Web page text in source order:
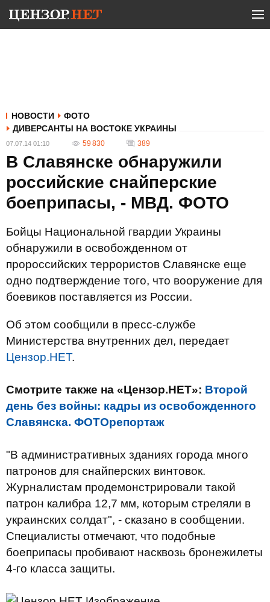
НОВОСТИ
ФОТО
ДИВЕРСАНТЫ НА ВОСТОКЕ УКРАИНЫ
07.07.14 01:10 59 830 389
В Славянске обнаружили
российские снайперские
боеприпасы, - МВД. ФОТО
Бойцы Национальной гвардии Украины
обнаружили в освобожденном от
пророссийских террористов Славянске еще
одно подтверждение того, что вооружение для
боевиков поставляется из России.
Об этом сообщили в пресс-службе
Министерства внутренних дел, передает
Цензор.НЕТ.
Смотрите также на «Цензор.НЕТ»: Второй
день без войны: кадры из освобожденного
Славянска. ФОТОрепортаж
"В административных зданиях города много
патронов для снайперских винтовок.
Журналистам продемонстрировали такой
патрон калибра 12,7 мм, которым стреляли в
украинских солдат", - сказано в сообщении.
Специалисты отмечают, что подобные
боеприпасы пробивают насквозь бронежилеты
4-го класса защиты.